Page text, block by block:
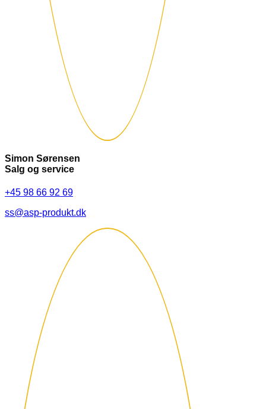
Simon Sørensen
Salg og service
+45 98 66 92 69
ss@asp-produkt.dk